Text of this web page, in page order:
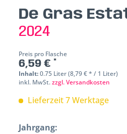
De Gras
2024
Preis pro Flasche
6,59 € *
Inhalt:0.75 Liter (8,79 € * / 1 Liter)
inkl. MwSt.zzgl. Versandkosten
Lieferzeit 7 Werktage
Jahrgang: